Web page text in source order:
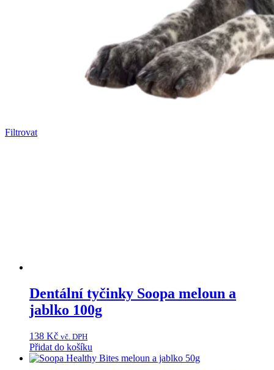
Filtrovat
Dentální tyčinky Soopa meloun a
jablko 100g
138 Kč vč. DPH
Přidat do košíku